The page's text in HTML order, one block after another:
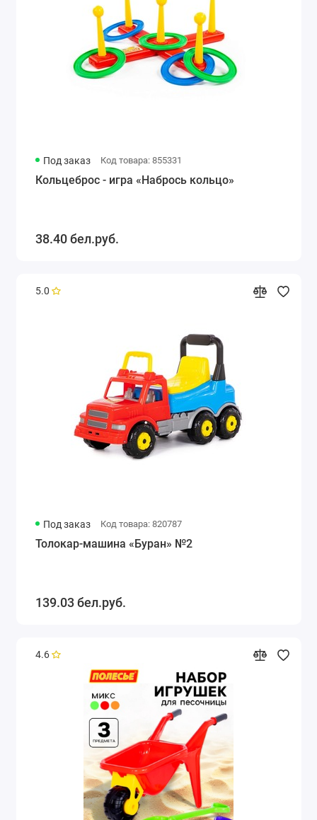
Под заказ Код товара: 855331
Кольцеброс - игра «Набрось кольцо»
38.40 бел.руб.
5.0
Под заказ Код товара: 820787
Толокар-машина «Буран» №2
139.03 бел.руб.
4.6